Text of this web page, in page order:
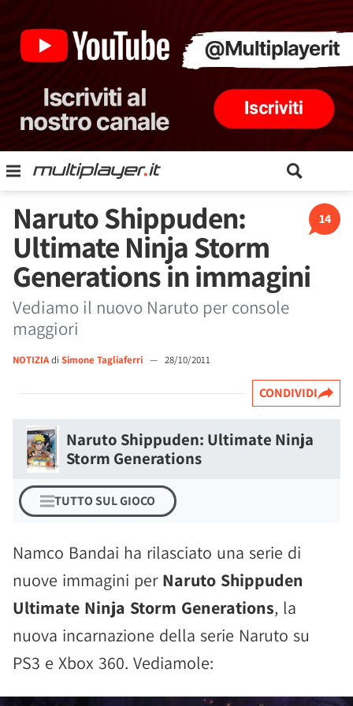
14
Naruto Shippuden:
Ultimate Ninja Storm
Generations in immagini
Vediamo il nuovo Naruto per console
maggiori
NOTIZIAdi Simone Tagliaferri — 28/10/2011
CONDIVIDI
Naruto Shippuden: Ultimate Ninja
Storm Generations
TUTTO SUL GIOCO
Namco Bandai ha rilasciato una serie di
nuove immagini per Naruto Shippuden
Ultimate Ninja Storm Generations, la
nuova incarnazione della serie Naruto su
PS3 e Xbox 360. Vediamole: